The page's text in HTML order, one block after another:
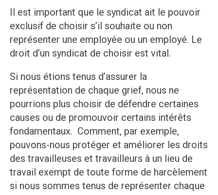
Il est important que le syndicat ait le pouvoir
exclusif de choisir s’il souhaite ou non
représenter une employée ou un employé. Le
droit d’un syndicat de choisir est vital.
Si nous étions tenus d’assurer la
représentation de chaque grief, nous ne
pourrions plus choisir de défendre certaines
causes ou de promouvoir certains intérêts
fondamentaux. Comment, par exemple,
pouvons-nous protéger et améliorer les droits
des travailleuses et travailleurs à un lieu de
travail exempt de toute forme de harcèlement
si nous sommes tenus de représenter chaque